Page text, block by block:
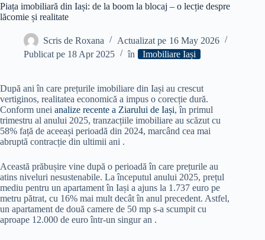
​Piața imobiliară din Iași: de la boom la blocaj – o lecție despre
lăcomie și realitate​
Scris de Roxana Actualizat pe 16 May 2026
Publicat pe 18 Apr 2025 în Imobiliare Iași
După ani în care prețurile imobiliare din Iași au crescut
vertiginos, realitatea economică a impus o corecție dură.
Conform unei analize recente a Ziarului de Iași, în primul
trimestru al anului 2025, tranzacțiile imobiliare au scăzut cu
58% față de aceeași perioadă din 2024, marcând cea mai
abruptă contracție din ultimii ani .​
Această prăbușire vine după o perioadă în care prețurile au
atins niveluri nesustenabile. La începutul anului 2025, prețul
mediu pentru un apartament în Iași a ajuns la 1.737 euro pe
metru pătrat, cu 16% mai mult decât în anul precedent. Astfel,
un apartament de două camere de 50 mp s-a scumpit cu
aproape 12.000 de euro într-un singur an .​